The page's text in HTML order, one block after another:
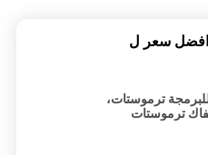
سعر ل
للبرمجة ترموستات،
ترموستات